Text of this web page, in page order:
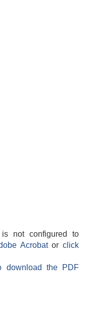
not configured to
Acrobatorclick
download the PDF